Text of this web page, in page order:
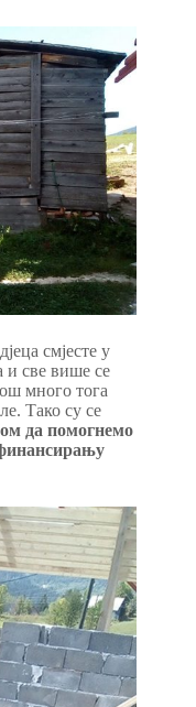
смјесте у
и све више се
много тога
Тако су се
да помогнемо